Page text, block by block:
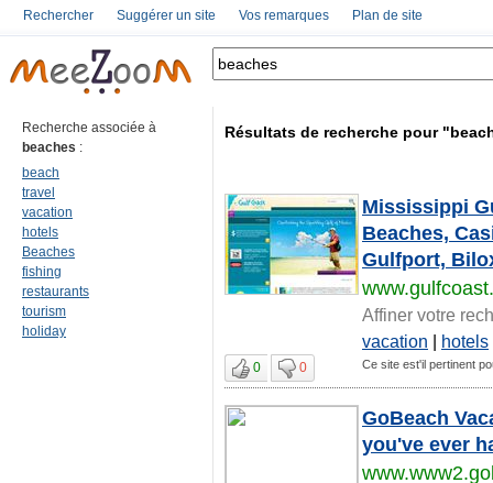
Rechercher Suggérer un site Vos remarques Plan de site
Recherche associée à
beaches :
beach
travel
vacation
hotels
Beaches
fishing
restaurants
tourism
holiday
Résultats de recherche pour
Mississippi
Beaches,
Gulfport,
Affiner votre
vacation | hotels
0 0 Ce site est'il pertinent
GoBeach